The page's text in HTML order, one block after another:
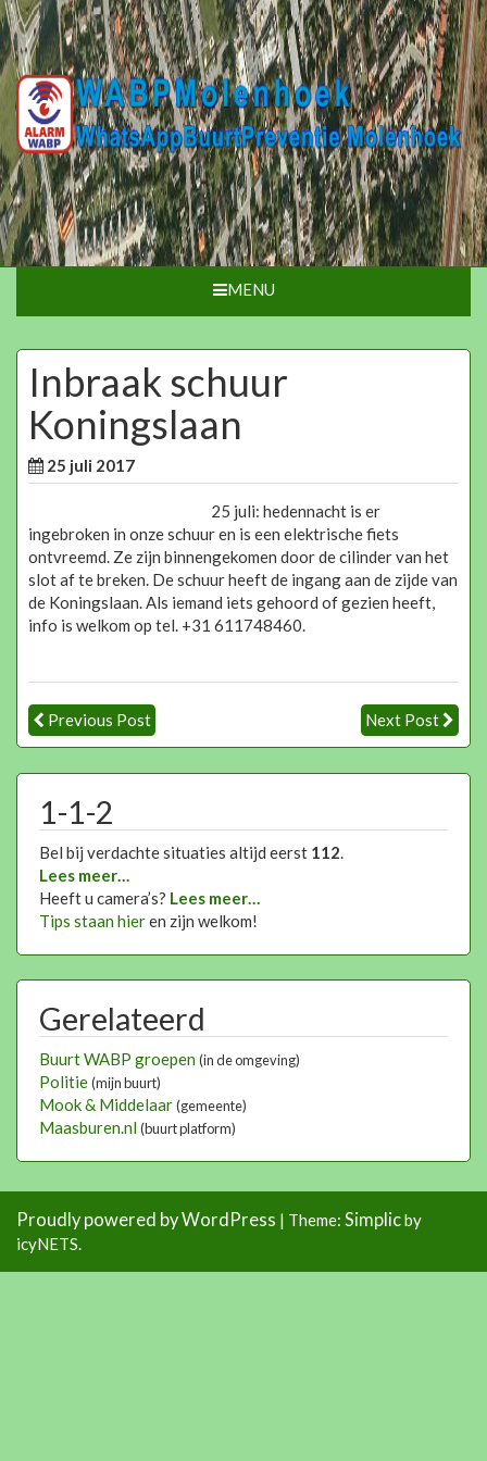
MENU
Inbraak schuur
Koningslaan
25 juli 2017
25 juli: hedennacht is er
ingebroken in onze schuur en is een elektrische fiets
ontvreemd. Ze zijn binnengekomen door de cilinder van het
slot af te breken. De schuur heeft de ingang aan de zijde van
de Koningslaan. Als iemand iets gehoord of gezien heeft,
info is welkom op tel. +31 611748460.
Previous Post Next Post
1-1-2
Bel bij verdachte situaties altijd eerst 112
Lees meer…
Heeft u camera’s? Lees meer…
Tips staan hieren zijn welkom!
Gerelateerd
Buurt WABP groepen(in de omgeving)
Politie(mijn buurt)
Mook & Middelaar(gemeente)
Maasburen.nl(buurt platform)
Proudly powered by WordPress | Theme: Simplicby
icyNETS.